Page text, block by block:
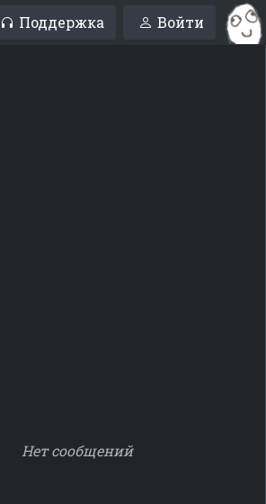
Поддержка Войти
Нет сообщений